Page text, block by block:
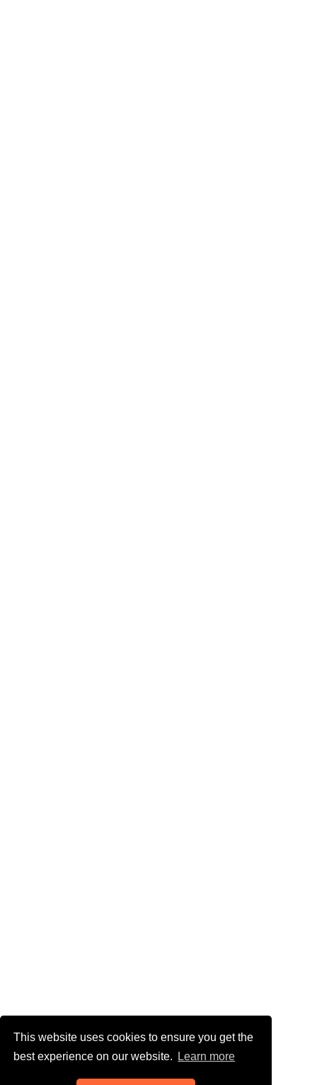
This website uses cookies to ensure you get the
best experience on our website.
Learn more